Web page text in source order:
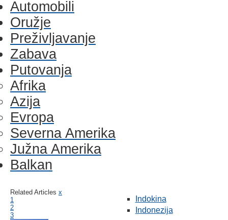
Automobili
Oružje
Preživljavanje
Zabava
Putovanja
Afrika
Azija
Evropa
Severna Amerika
Južna Amerika
Balkan
Related Articles x
1
2
3
Indokina
Indonezija